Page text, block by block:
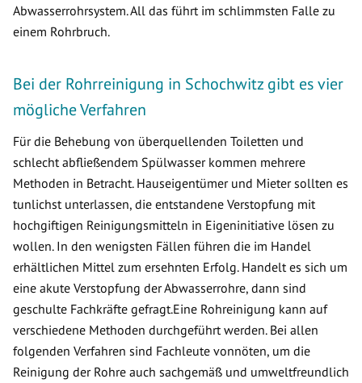
Abwasserrohrsystem. All das führt im schlimmsten Falle zu
einem Rohrbruch.
Bei der Rohrreinigung in Schochwitz gibt es vier
mögliche Verfahren
Für die Behebung von überquellenden Toiletten und
schlecht abfließendem Spülwasser kommen mehrere
Methoden in Betracht. Hauseigentümer und Mieter sollten es
tunlichst unterlassen, die entstandene Verstopfung mit
hochgiftigen Reinigungsmitteln in Eigeninitiative lösen zu
wollen. In den wenigsten Fällen führen die im Handel
erhältlichen Mittel zum ersehnten Erfolg. Handelt es sich um
eine akute Verstopfung der Abwasserrohre, dann sind
geschulte Fachkräfte gefragt.Eine Rohreinigung kann auf
verschiedene Methoden durchgeführt werden. Bei allen
folgenden Verfahren sind Fachleute vonnöten, um die
Reinigung der Rohre auch sachgemäß und umweltfreundlich